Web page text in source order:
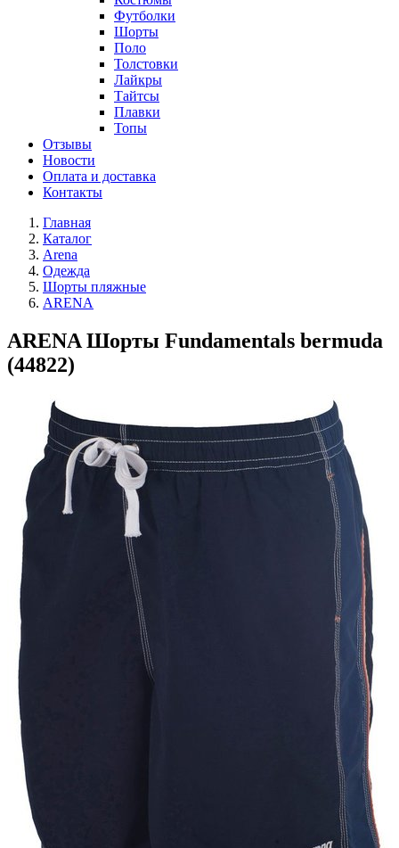
Футболки
Шорты
Поло
Толстовки
Лайкры
Тайтсы
Плавки
Топы
Отзывы
Новости
Оплата и доставка
Контакты
Главная
Каталог
Arena
Одежда
Шорты пляжные
ARENA
ARENA Шорты Fundamentals bermuda
(44822)